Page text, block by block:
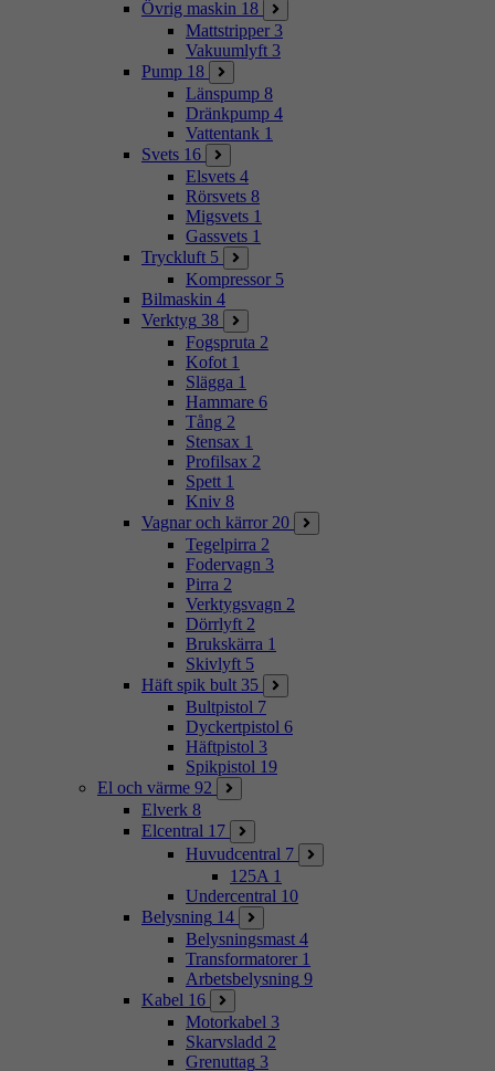
Övrig maskin 18
Mattstripper 3
Vakuumlyft 3
Pump 18
Länspump 8
Dränkpump 4
Vattentank 1
Svets 16
Elsvets 4
Rörsvets 8
Migsvets 1
Gassvets 1
Tryckluft 5
Kompressor 5
Bilmaskin 4
Verktyg 38
Fogspruta 2
Kofot 1
Slägga 1
Hammare 6
Tång 2
Stensax 1
Profilsax 2
Spett 1
Kniv 8
Vagnar och kärror 20
Tegelpirra 2
Fodervagn 3
Pirra 2
Verktygsvagn 2
Dörrlyft 2
Brukskärra 1
Skivlyft 5
Häft spik bult 35
Bultpistol 7
Dyckertpistol 6
Häftpistol 3
Spikpistol 19
El och värme 92
Elverk 8
Elcentral 17
Huvudcentral 7
125A 1
Undercentral 10
Belysning 14
Belysningsmast 4
Transformatorer 1
Arbetsbelysning 9
Kabel 16
Motorkabel 3
Skarvsladd 2
Grenuttag 3